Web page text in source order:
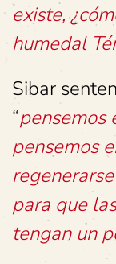
existe,
humedal
Sibar
“pensemos
pensemos
para que
tengan un